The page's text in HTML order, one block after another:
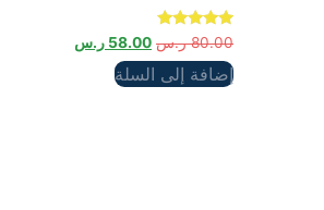
تم التقييم
5.00
من 5
80.00 ر.س 58.00 ر.س
إضافة إلى السلة